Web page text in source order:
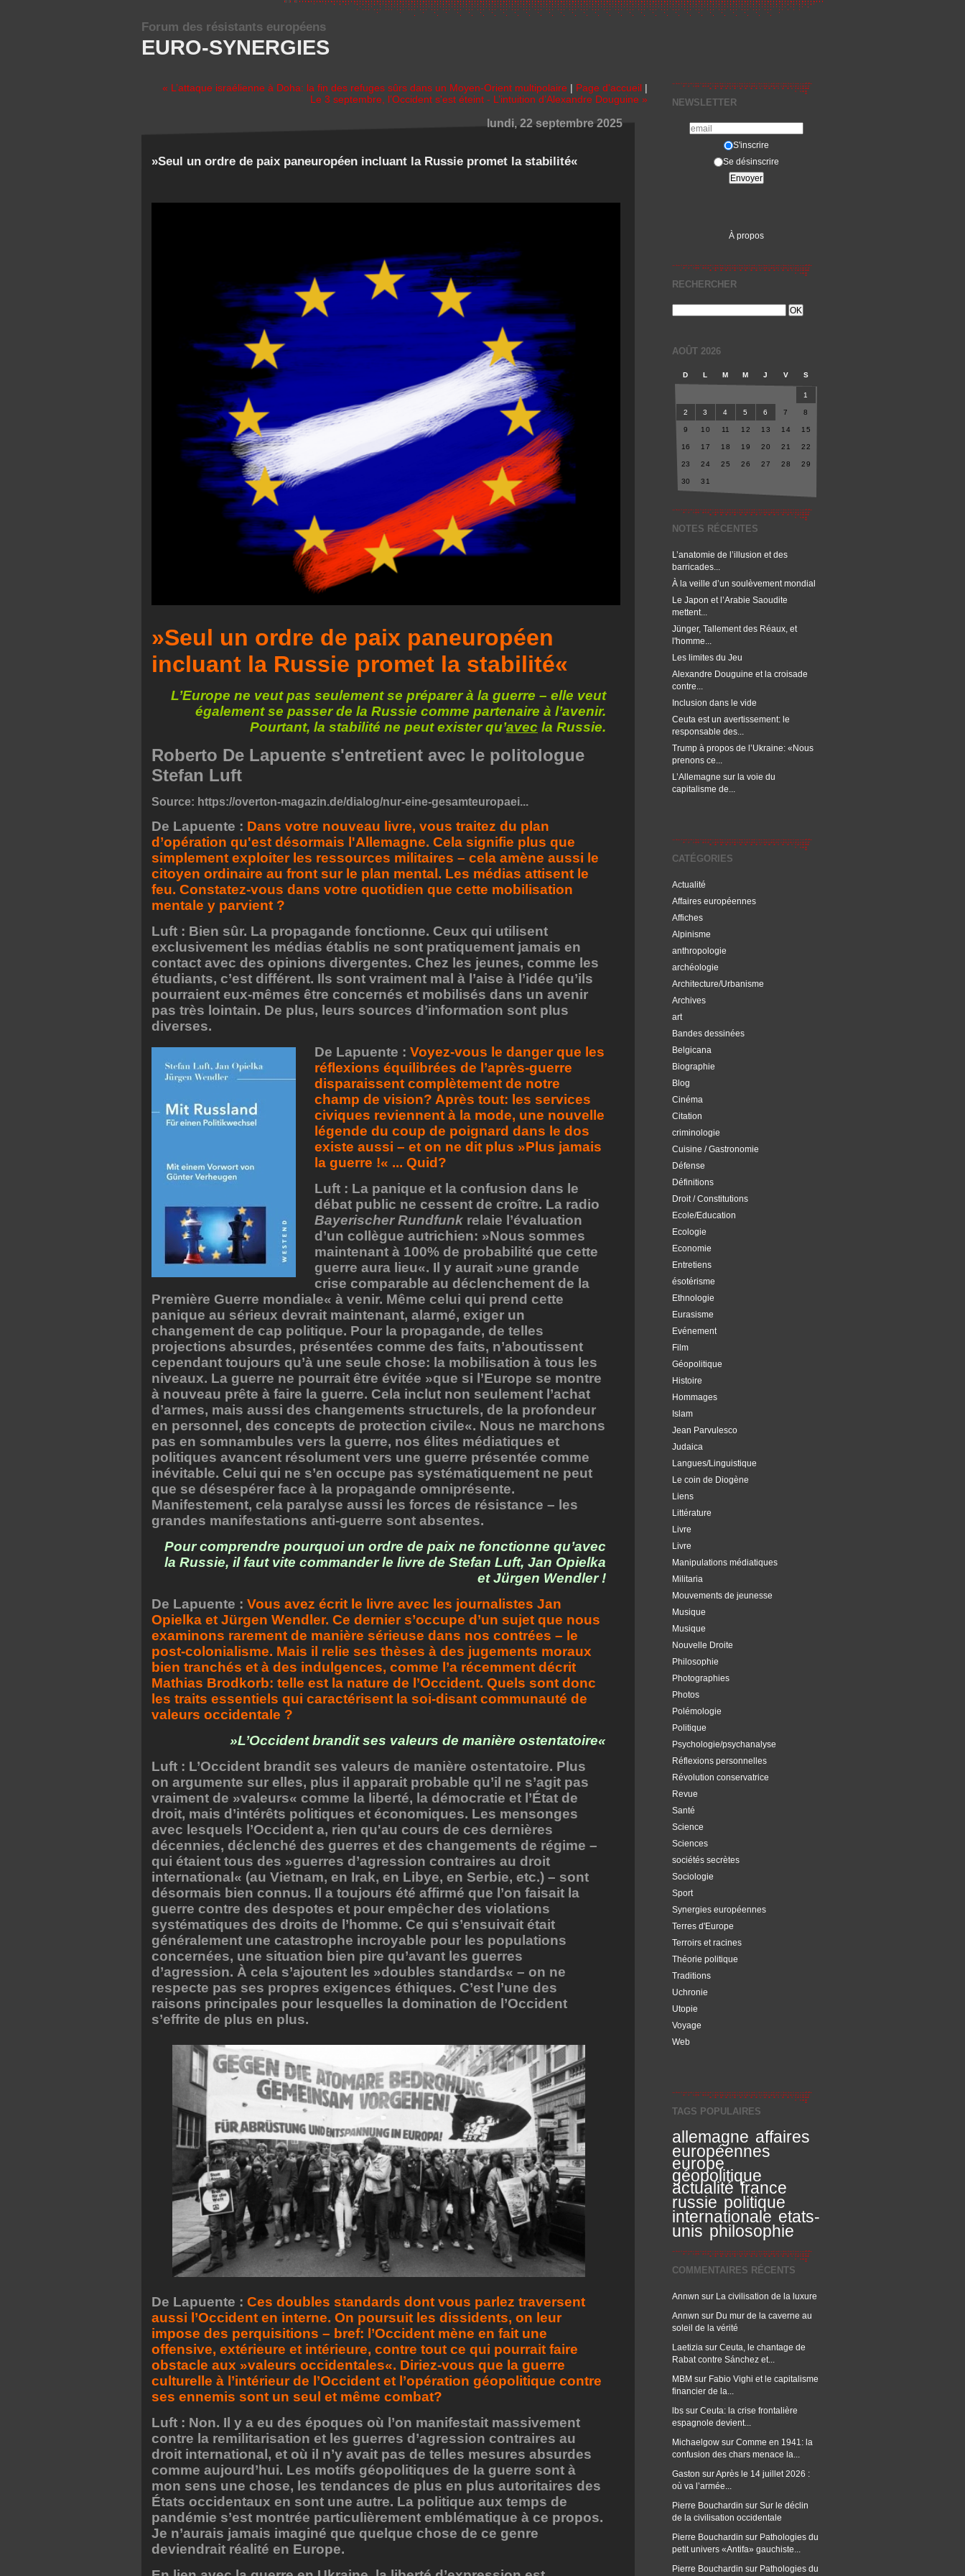
EURO-SYNERGIES
Forum des résistants européens
NEWSLETTER
S'inscrire
Se désinscrire
À propos
RECHERCHER
AOÛT 2026
D L M M J V S
1
2 3 4 5 6 7 8
9 10 11 12 13 14 15
16 17 18 19 20 21 22
23 24 25 26 27 28 29
30 31
NOTES RÉCENTES
L’anatomie de l’illusion et des
barricades...
À la veille d’un soulèvement mondial
Le Japon et l’Arabie Saoudite
mettent...
Jünger, Tallement des Réaux, et
l'homme...
Les limites du Jeu
Alexandre Douguine et la croisade
contre...
Inclusion dans le vide
Ceuta est un avertissement: le
responsable des...
Trump à propos de l’Ukraine: «Nous
prenons ce...
L’Allemagne sur la voie du
capitalisme de...
CATÉGORIES
Actualité
Affaires européennes
Affiches
Alpinisme
anthropologie
archéologie
Architecture/Urbanisme
Archives
art
Bandes dessinées
Belgicana
Biographie
Blog
Cinéma
Citation
criminologie
Cuisine / Gastronomie
Défense
Définitions
Droit / Constitutions
Ecole/Education
Ecologie
Economie
Entretiens
ésotérisme
Ethnologie
Eurasisme
Evénement
Film
Géopolitique
Histoire
Hommages
Islam
Jean Parvulesco
Judaica
Langues/Linguistique
Le coin de Diogène
Liens
Littérature
Livre
Livre
Manipulations médiatiques
Militaria
Mouvements de jeunesse
Musique
Musique
Nouvelle Droite
Philosophie
Photographies
Photos
Polémologie
Politique
Psychologie/psychanalyse
Réflexions personnelles
Révolution conservatrice
Revue
Santé
Science
Sciences
sociétés secrètes
Sociologie
Sport
Synergies européennes
Terres d'Europe
Terroirs et racines
Théorie politique
Traditions
Uchronie
Utopie
Voyage
Web
TAGS POPULAIRES
allemagne affaires
européennes
europe
géopolitique
actualité france
russie politique
internationale etats-
unis philosophie
COMMENTAIRES RÉCENTS
Annwn sur La civilisation de la luxure
Annwn sur Du mur de la caverne au
soleil de la vérité
Laetizia sur Ceuta, le chantage de
Rabat contre Sánchez et...
MBM sur Fabio Vighi et le capitalisme
financier de la...
lbs sur Ceuta: la crise frontalière
espagnole devient...
Michaelgow sur Comme en 1941: la
confusion des chars menace la...
Gaston surAprès le 14 juillet 2026 :
où va l’armée...
Pierre Bouchardin sur Sur le déclin
de la civilisation occidentale
Pierre Bouchardin sur Pathologies du
petit univers «Antifa» gauchiste...
Pierre Bouchardin sur Pathologies du
« L’attaque israélienne à Doha: la fin des refuges sûrs dans un Moyen-Orient multipolaire | Page d'accueil |
Le 3 septembre, l’Occident s'est éteint - L’intuition d’Alexandre Douguine »
lundi, 22 septembre 2025
»Seul un ordre de paix paneuropéen incluant la Russie promet la stabilité«
»Seul un ordre de paix paneuropéen
incluant la Russie promet la stabilité«
L’Europe ne veut pas seulement se préparer à la guerre – elle veut
également se passer de la Russie comme partenaire à l’avenir.
Pourtant, la stabilité ne peut exister qu’avec la Russie.
Roberto De Lapuente s'entretient avec le politologue
Stefan Luft
Source: https://overton-magazin.de/dialog/nur-eine-gesamteuropaei...
De Lapuente : Dans votre nouveau livre, vous traitez du plan
d’opération qu'est désormais l'Allemagne. Cela signifie plus que
simplement exploiter les ressources militaires – cela amène aussi le
citoyen ordinaire au front sur le plan mental. Les médias attisent le
feu. Constatez-vous dans votre quotidien que cette mobilisation
mentale y parvient ?
Luft : Bien sûr. La propagande fonctionne. Ceux qui utilisent
exclusivement les médias établis ne sont pratiquement jamais en
contact avec des opinions divergentes. Chez les jeunes, comme les
étudiants, c’est différent. Ils sont vraiment mal à l’aise à l’idée qu’ils
pourraient eux-mêmes être concernés et mobilisés dans un avenir
pas très lointain. De plus, leurs sources d’information sont plus
diverses.
De Lapuente :Voyez-vous le danger que les
réflexions équilibrées de l’après-guerre
disparaissent complètement de notre
champ de vision? Après tout: les services
civiques reviennent à la mode, une nouvelle
légende du coup de poignard dans le dos
existe aussi – et on ne dit plus »Plus jamais
la guerre !« ... Quid?
Luft : La panique et la confusion dans le
débat public ne cessent de croître. La radio
Bayerischer Rundfunk relaie l’évaluation
d’un collègue autrichien: »Nous sommes
maintenant à 100% de probabilité que cette
guerre aura lieu«. Il y aurait »une grande
crise comparable au déclenchement de la
Première Guerre mondiale« à venir. Même celui qui prend cette
panique au sérieux devrait maintenant, alarmé, exiger un
changement de cap politique. Pour la propagande, de telles
projections absurdes, présentées comme des faits, n’aboutissent
cependant toujours qu’à une seule chose: la mobilisation à tous les
niveaux. La guerre ne pourrait être évitée »que si l’Europe se montre
à nouveau prête à faire la guerre. Cela inclut non seulement l’achat
d’armes, mais aussi des changements structurels, de la profondeur
en personnel, des concepts de protection civile«. Nous ne marchons
pas en somnambules vers la guerre, nos élites médiatiques et
politiques avancent résolument vers une guerre présentée comme
inévitable. Celui qui ne s’en occupe pas systématiquement ne peut
que se désespérer face à la propagande omniprésente.
Manifestement, cela paralyse aussi les forces de résistance – les
grandes manifestations anti-guerre sont absentes.
Pour comprendre pourquoi un ordre de paix ne fonctionne qu’avec
la Russie, il faut vite commander le livre de Stefan Luft, Jan Opielka
et Jürgen Wendler !
De Lapuente : Vous avez écrit le livre avec les journalistes Jan
Opielka et Jürgen Wendler. Ce dernier s’occupe d’un sujet que nous
examinons rarement de manière sérieuse dans nos contrées – le
post-colonialisme. Mais il relie ses thèses à des jugements moraux
bien tranchés et à des indulgences, comme l’a récemment décrit
Mathias Brodkorb: telle est la nature de l’Occident. Quels sont donc
les traits essentiels qui caractérisent la soi-disant communauté de
valeurs occidentale ?
»L’Occident brandit ses valeurs de manière ostentatoire«
Luft : L’Occident brandit ses valeurs de manière ostentatoire. Plus
on argumente sur elles, plus il apparait probable qu’il ne s’agit pas
vraiment de »valeurs« comme la liberté, la démocratie et l’État de
droit, mais d’intérêts politiques et économiques. Les mensonges
avec lesquels l’Occident a, rien qu'au cours de ces dernières
décennies, déclenché des guerres et des changements de régime –
qui étaient tous des »guerres d’agression contraires au droit
international« (au Vietnam, en Irak, en Libye, en Serbie, etc.) – sont
désormais bien connus. Il a toujours été affirmé que l’on faisait la
guerre contre des despotes et pour empêcher des violations
systématiques des droits de l’homme. Ce qui s’ensuivait était
généralement une catastrophe incroyable pour les populations
concernées, une situation bien pire qu’avant les guerres
d’agression. À cela s’ajoutent les »doubles standards« – on ne
respecte pas ses propres exigences éthiques. C’est l’une des
raisons principales pour lesquelles la domination de l’Occident
s’effrite de plus en plus.
De Lapuente : Ces doubles standards dont vous parlez traversent
aussi l’Occident en interne. On poursuit les dissidents, on leur
impose des perquisitions – bref: l’Occident mène en fait une
offensive, extérieure et intérieure, contre tout ce qui pourrait faire
obstacle aux »valeurs occidentales«. Diriez-vous que la guerre
culturelle à l’intérieur de l’Occident et l’opération géopolitique contre
ses ennemis sont un seul et même combat?
Luft : Non. Il y a eu des époques où l’on manifestait massivement
contre la remilitarisation et les guerres d’agression contraires au
droit international, et où il n’y avait pas de telles mesures absurdes
comme aujourd’hui. Les motifs géopolitiques de la guerre sont à
mon sens une chose, les tendances de plus en plus autoritaires des
États occidentaux en sont une autre. La politique aux temps de
pandémie s’est montrée particulièrement emblématique à ce propos.
Je n’aurais jamais imaginé que quelque chose de ce genre
deviendrait réalité en Europe.